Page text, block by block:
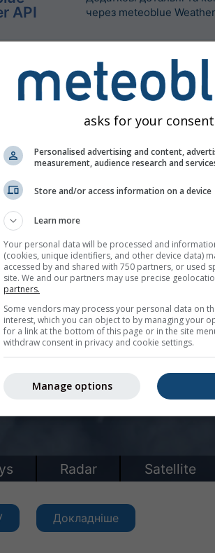
API
через meteoblue
Докладніше
asks for your consent
Personalised advertising and content,
measurement, audience research and
Store and/or access information on a device
Learn more
Your personal data will be processed and
(cookies, unique identifiers, and other device data)
accessed by and shared with 750 partners, or used
site. We and our partners may use precise
partners.
Some vendors may process your personal data on
interest, which you can object to by managing your
for a link at the bottom of this page or in the site
withdraw consent in privacy and cookie settings.
Manage options